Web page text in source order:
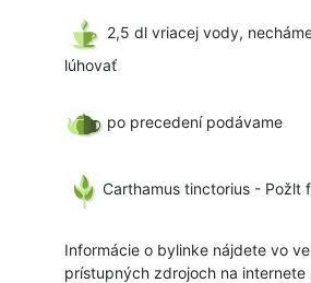
2,5 dl vriacej vody,
lúhovať
po precedení podávame
Carthamus tinctorius - Požlt
Informácie o bylinke nájdete vo
prístupných zdrojoch na internete